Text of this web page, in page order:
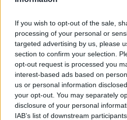
If you wish to opt-out of the sale,
processing of your personal or
targeted advertising by us, please
section to confirm your selection.
opt-out request is processed you
interest-based ads based on
us or personal information
your opt-out. You may separately
disclosure of your personal
IAB’s list of downstream
5 Αυγούστου 2026, 23:58
Στη Σόφια θα ψάξει την
Παναθηναϊκός
5 Αυγούστου 2026, 23:33
Σύγκρουση μηχανής με
Λάρισα – Στο νοσοκομείο ο
δικύκλου
5 Αυγούστου 2026, 22:45